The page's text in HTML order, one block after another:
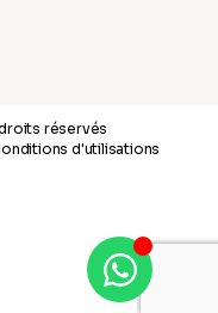
réservés
d'utilisations